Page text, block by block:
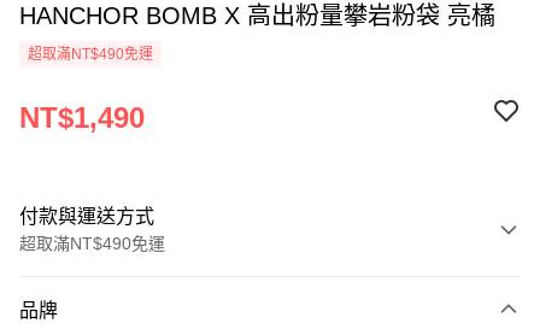
HANCHOR BOMB X 高出粉量攀岩粉袋 亮橘
超取滿NT$490免運
NT$1,490
付款與運送方式
超取滿NT$490免運
信用卡一次付款
品牌